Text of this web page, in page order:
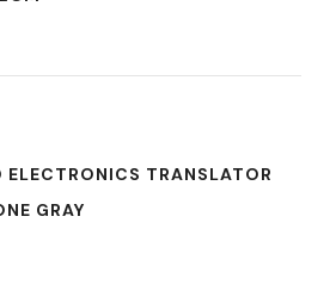
ELECTRONICS TRANSLATOR
GRAY